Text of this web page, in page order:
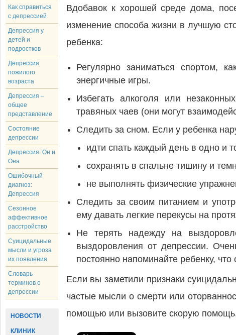
Как справиться
с депрессией
Депрессия у
детей и
подростков
Депрессия
пожилого
возраста
Депрессия –
общее
представление
Состояние
депрессии
Депрессия: Он и
Она
Ошибочный
диагноз:
Депрессия
Сезонное
аффективное
расстройство
Суицидальные
мысли и угроза
их появления
Словарь
терминов о
депрессии
НОВОСТИ
КЛИНИК
Вдобавок к хорошей среде дома,
изменение способа жизни в лучшую
ребенка:
Регулярно заниматься спортом,
энергичные игры.
Избегать алкоголя или
травяных чаев (они могут
Следить за сном. Если у ребенка
идти спать каждый день в одно и
сохранять в спальне тишину и
не выполнять физические
Следить за своим питанием и
ему давать легкие перекусы на
Не терять надежду на
выздоровления от депрессии.
постоянно напоминайте ребенку,
Если вы заметили признаки
частые мысли о смерти или
помощью или вызовите скорую